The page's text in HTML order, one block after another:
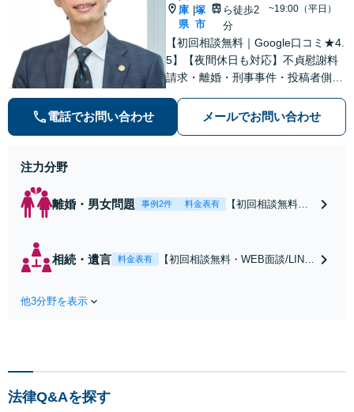
庫
県
|塚
市
ら徒歩2
分
~19:00（平日）
【初回相談無料｜Google口コミ★4.
5】【夜間休日も対応】不貞慰謝料
請求・離婚・刑事事件・投稿者側発
数。オーダーメイドのサービスで問
題解決や事業の推進を強力にサポー
電話でお問い合わせ メールでお問い合わせ
注力分野
離婚・男女問題 事例2件 料金表有
【初回相談無料・
倫の早期解決】
相続・遺言 料金表有
【初回相談無料・WEB面談/LINE
【地域密着】
他3分野を表示
法律Q&Aを探す